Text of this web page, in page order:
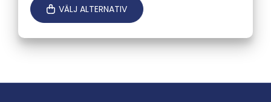
VÄLJ ALTERNATIV